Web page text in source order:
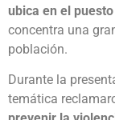
ubica en el
concentra una
población.
Durante la
temática